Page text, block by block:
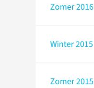
Zomer 2016
Winter 2015
Zomer 2015